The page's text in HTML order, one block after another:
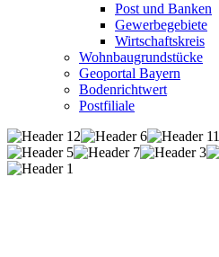
Post und Banken
Gewerbegebiete
Wirtschaftskreis
Wohnbaugrundstücke
Geoportal Bayern
Bodenrichtwert
Postfiliale